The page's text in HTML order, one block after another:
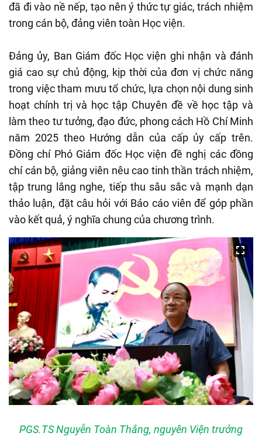
đã đi vào nề nếp, tạo nên ý thức tự giác, trách nhiệm
trong cán bộ, đảng viên toàn Học viện.
Đảng ủy, Ban Giám đốc Học viện ghi nhận và đánh
giá cao sự chủ động, kịp thời của đơn vị chức năng
trong việc tham mưu tổ chức, lựa chọn nội dung sinh
hoạt chính trị và học tập Chuyên đề về học tập và
làm theo tư tưởng, đạo đức, phong cách Hồ Chí Minh
năm 2025 theo Hướng dẫn của cấp ủy cấp trên.
Đồng chí Phó Giám đốc Học viện đề nghị các đồng
chí cán bộ, giảng viên nêu cao tinh thần trách nhiệm,
tập trung lắng nghe, tiếp thu sâu sắc và mạnh dạn
thảo luận, đặt câu hỏi với Báo cáo viên để góp phần
vào kết quả, ý nghĩa chung của chương trình.
PGS.TS Nguyễn Toàn Thắng, nguyên Viện trưởng